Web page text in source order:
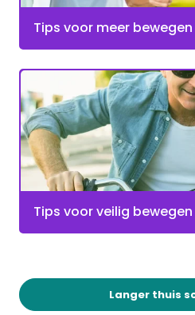
Tips voor meer bewegen
Tips voor veilig bewegen
Langer thuis